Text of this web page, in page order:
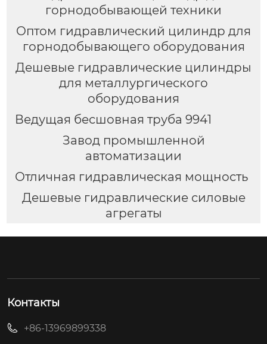
горнодобывающей техники
Оптом гидравлический цилиндр для
горнодобывающего оборудования
Дешевые гидравлические цилиндры
для металлургического
оборудования
Ведущая бесшовная труба 9941
Завод промышленной
автоматизации
Отличная гидравлическая мощность
Дешевые гидравлические силовые
агрегаты
Контакты
+86-13969899338